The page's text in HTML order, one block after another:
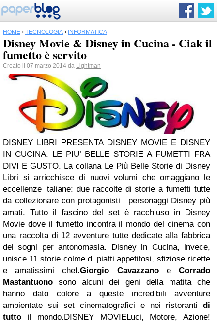
HOME › TECNOLOGIA › INFORMATICA
Disney Movie & Disney in Cucina - Ciak il
fumetto è servito
Creato il 07 marzo 2014 da Lightman
DISNEY LIBRI PRESENTA DISNEY MOVIE E DISNEY
IN CUCINA. LE PIU’ BELLE STORIE A FUMETTI FRA
DIVI E GUSTO. La collana Le Più Belle Storie di Disney
Libri si arricchisce di nuovi volumi che omaggiano le
eccellenze italiane: due raccolte di storie a fumetti tutte
da collezionare con protagonisti i personaggi Disney più
amati. Tutto il fascino del set è racchiuso in Disney
Movie dove il fumetto incontra il mondo del cinema con
una raccolta di 12 avventure tutte dedicate alla fabbrica
dei sogni per antonomasia. Disney in Cucina, invece,
unisce 11 storie colme di piatti appetitosi, sfiziose ricette
e amatissimi chef.Giorgio CavazzanoeCorrado
Mastantuono sono alcuni dei geni della matita che
hanno dato colore a queste incredibili avventure
ambientate sui set cinematografici e nei ristoranti di
tutto il mondo.DISNEY MOVIELuci, Motore, Azione!